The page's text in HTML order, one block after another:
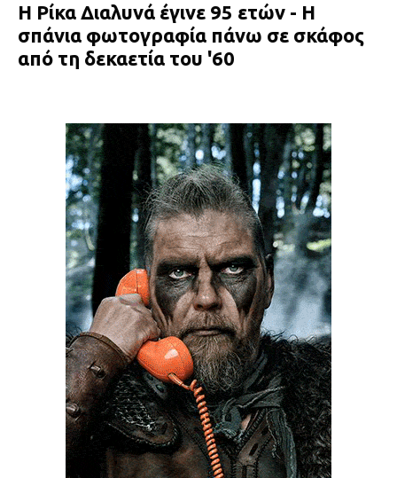
Η Ρίκα Διαλυνά έγινε 95 ετών - Η
σπάνια φωτογραφία πάνω σε σκάφος
από τη δεκαετία του '60